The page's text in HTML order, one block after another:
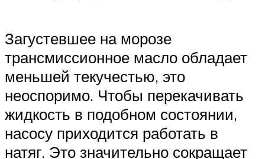
Загустевшее на морозе
трансмиссионное масло обладает
меньшей текучестью, это
неоспоримо. Чтобы перекачивать
жидкость в подобном состоянии,
насосу приходится работать в
натяг. Это значительно сокращает